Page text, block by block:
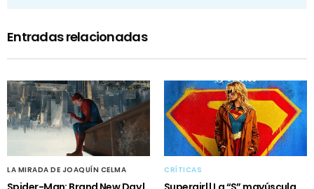
Entradas relacionadas
LA MIRADA DE JOAQUÍN CELMA CRÍTICAS